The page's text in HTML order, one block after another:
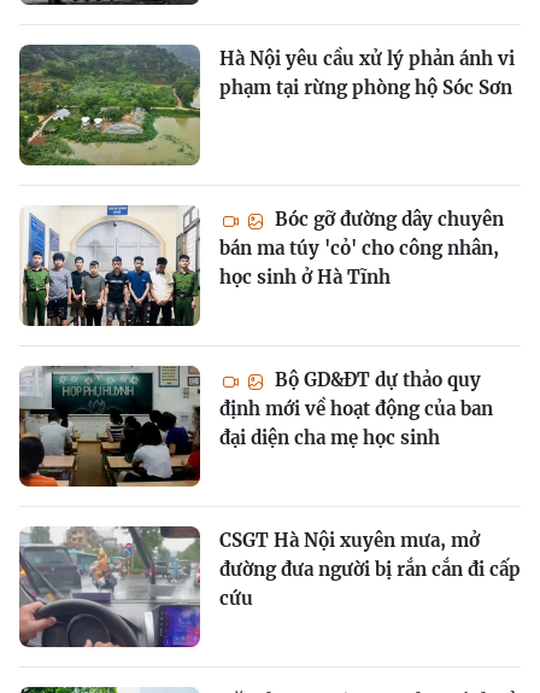
Hà Nội yêu cầu xử lý phản ánh vi
phạm tại rừng phòng hộ Sóc Sơn
Bóc gỡ đường dây chuyên
bán ma túy 'cỏ' cho công nhân,
học sinh ở Hà Tĩnh
Bộ GD&ĐT dự thảo quy
định mới về hoạt động của ban
đại diện cha mẹ học sinh
CSGT Hà Nội xuyên mưa, mở
đường đưa người bị rắn cắn đi cấp
cứu